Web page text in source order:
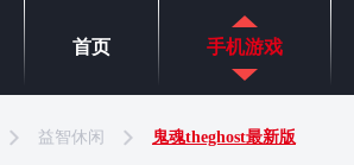
首页 手机游戏
益智休闲 鬼魂theghost最新版